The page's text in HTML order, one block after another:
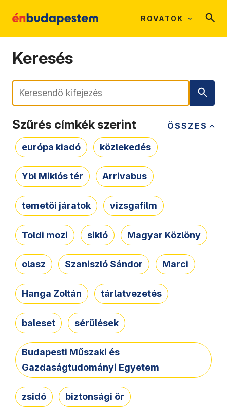
ROVATOK
Keresés
Keresés
ÖSSZES
Szűrés címkék szerint
európa kiadó közlekedés
Ybl Miklós tér Arrivabus
temetői járatok vizsgafilm
Toldi mozi sikló Magyar Közlöny
olasz Szaniszló Sándor Marci
Hanga Zoltán tárlatvezetés
baleset sérülések
Budapesti Műszaki és
Gazdaságtudományi Egyetem
zsidó biztonsági őr